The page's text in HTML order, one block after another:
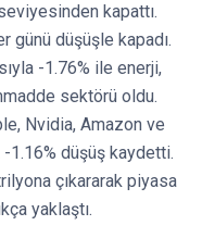
kapattı.
günü düşüşle kapadı.
-1.76% ile enerji,
sektörü oldu.
Nvidia, Amazon ve
1.16% düşüş kaydetti.
çıkararak piyasa
yaklaştı.